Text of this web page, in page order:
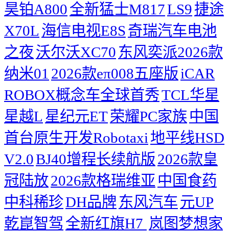
昊铂A800全新猛士M817LS9捷途
X70L 海信电视E8S奇瑞汽车电池
之夜沃尔沃XC70 东风奕派2026款
纳米01 2026款eπ008五座版iCAR
ROBOX概念车全球首秀TCL华星
星越L 星纪元ET荣耀PC家族 中国
首台原生开发Robotaxi 地平线HSD
V2.0BJ40增程长续航版2026款皇
冠陆放2026款格瑞维亚 中国食药
中科稀珍DH品牌 东风汽车元UP
乾崑智驾 全新红旗H7 ​ 岚图梦想家